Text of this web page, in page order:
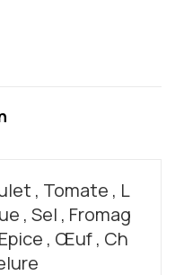
, Tomate , L
, Sel , Fromag
, Œuf , Ch